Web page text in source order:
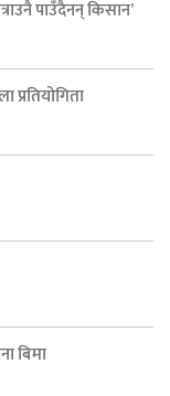
पाउँदैनन् किसान’
प्रतियोगिता
बिमा